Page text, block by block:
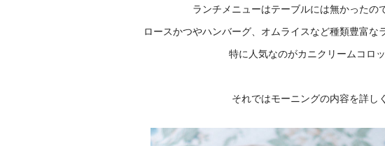
ランチメニューはテーブルには無かったの
ロースかつやハンバーグ、オムライスなど種類豊富な
特に人気なのがカニクリームコロ
それではモーニングの内容を詳し